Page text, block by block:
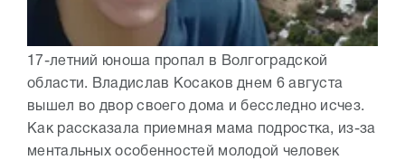
17-летний юноша пропал в Волгоградской
области. Владислав Косаков днем 6 августа
вышел во двор своего дома и бесследно исчез.
Как рассказала приемная мама подростка, из-за
ментальных особенностей молодой человек